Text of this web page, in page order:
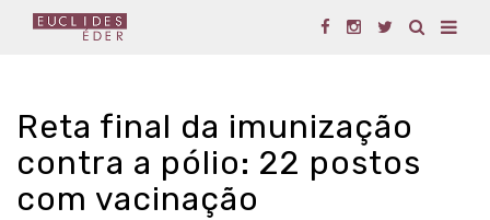
Reta final da imunização
contra a pólio: 22 postos
com vacinação